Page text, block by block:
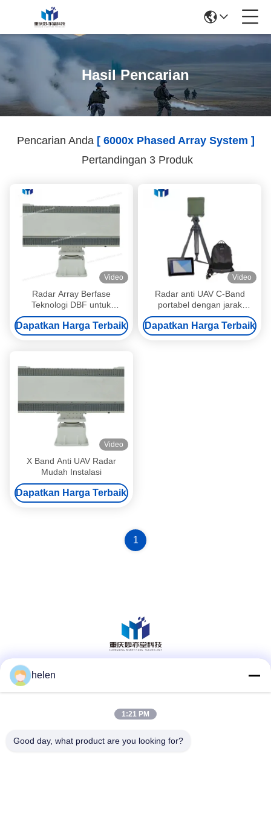
Hasil Pencarian
Pencarian Anda [ 6000x Phased Array System ]
Pertandingan 3 Produk
Video
Radar Array Berfase
Teknologi DBF untuk
Keamanan Ketinggian
Rendah dan Deteksi Drone
Dapatkan Harga Terbaik
Video
Radar anti UAV C-Band
portabel dengan jarak
deteksi 5,0 km dan teknologi
array fase
Dapatkan Harga Terbaik
Video
X Band Anti UAV Radar
Mudah Instalasi
Dapatkan Harga Terbaik
1
Kontak Cepat
helen
1:21 PM
Good day, what product are you looking for?